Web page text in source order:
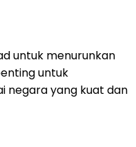
untuk menurunkan
untuk
negara yang kuat dan